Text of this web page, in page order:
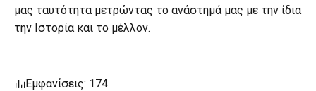
μας ταυτότητα μετρώντας το ανάστημά μας με την ίδια
την Ιστορία και το μέλλον.
Εμφανίσεις: 174